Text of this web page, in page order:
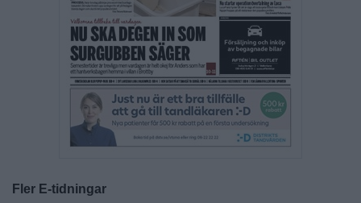
Fler E-tidningar